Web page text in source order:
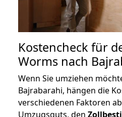
Kostencheck für
Worms nach
Wenn Sie umziehen
Bajrabarahi, hängen die
verschiedenen Faktoren
Umzugsguts, den